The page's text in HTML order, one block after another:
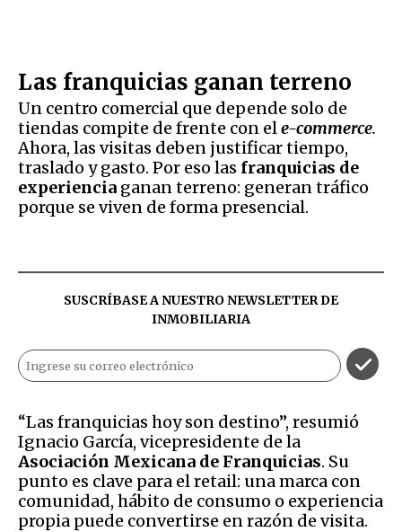
Las franquicias ganan terreno
Un centro comercial que depende solo de
tiendas compite de frente con ele-commerce.
Ahora, las visitas deben justificar tiempo,
traslado y gasto. Por eso las franquicias de
experiencia ganan terreno: generan tráfico
porque se viven de forma presencial.
SUSCRÍBASE A NUESTRO NEWSLETTER DE
INMOBILIARIA
“Las franquicias hoy son destino”, resumió
Ignacio García, vicepresidente de la
Asociación Mexicana de Franquicias. Su
punto es clave para el retail: una marca con
comunidad, hábito de consumo o experiencia
propia puede convertirse en razón de visita.